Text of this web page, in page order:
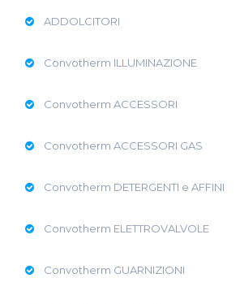
ADDOLCITORI
Convotherm ILLUMINAZIONE
Convotherm ACCESSORI
Convotherm ACCESSORI GAS
Convotherm DETERGENTI e AFFINI
Convotherm ELETTROVALVOLE
Convotherm GUARNIZIONI